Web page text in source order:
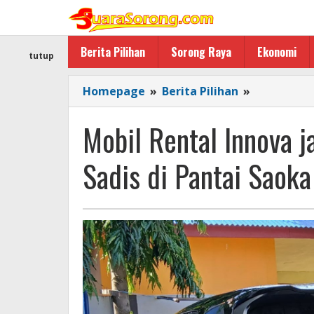
Berita Pilihan Sorong Raya Ekonomi
tutup
Homepage » Berita Pilihan »
Rental
Saksi
Bisu
Sadis
di
Pantai
Saoka
Mobil Rental Innova
Sadis di Pantai Saoka